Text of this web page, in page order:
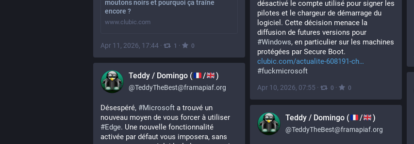
moutons noirs et pourquoi ça traîne
encore ?
www.clubic.com
Apr 11, 2026, 17:44 · 1 · 0
désactivé le compte utilisé pour signer les
pilotes et le chargeur de démarrage du
logiciel. Cette décision menace la
#Windows, en particulier sur les machines
protégées par Secure Boot.
clubic.com/actualite-608191-ch
#fuckmicrosoft
Apr 10, 2026, 07:55 · 0 · 0
Teddy / Domingo ( / )
@TeddyTheBest@framapiaf.org
Désespéré, #Microsoft a trouvé un
#Edge. Une nouvelle fonctionnalité
activée par défaut vous imposera, sans
Teddy / Domingo ( / )
@TeddyTheBest@framapiaf.org